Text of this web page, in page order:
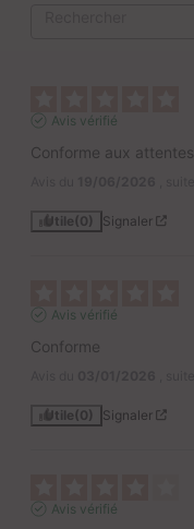
Avis vérifié
Conforme aux attentes.
Utile(0) Signaler
Avis vérifié
Conforme
Utile(0) Signaler
Avis vérifié